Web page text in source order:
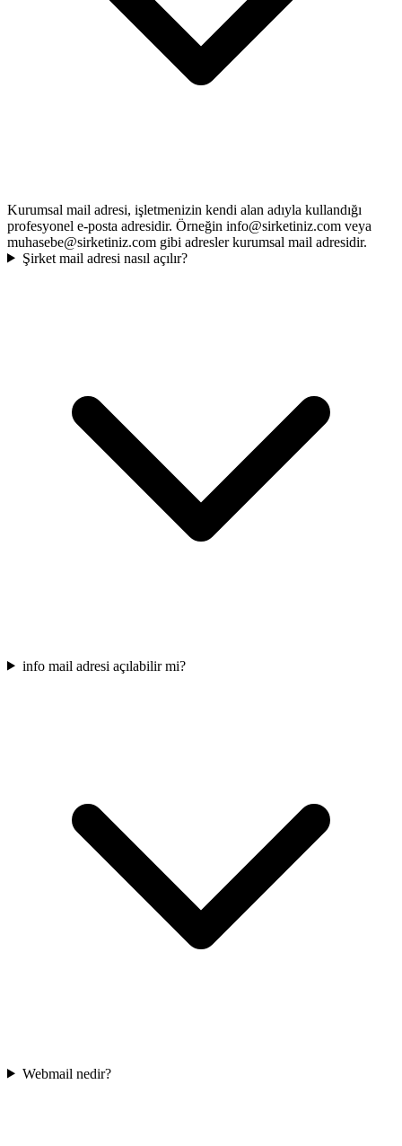
Kurumsal mail adresi, işletmenizin kendi alan adıyla kullandığı
profesyonel e-posta adresidir. Örneğin info@sirketiniz.com veya
muhasebe@sirketiniz.com gibi adresler kurumsal mail adresidir.
Şirket mail adresi nasıl açılır?
info mail adresi açılabilir mi?
Webmail nedir?